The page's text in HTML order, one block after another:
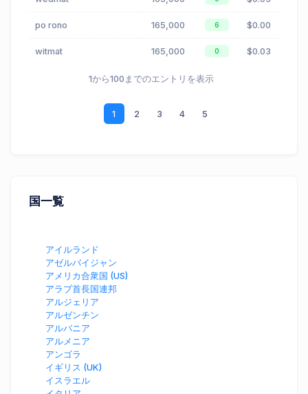
po rono 165,000 6 $0.00
witmat 165,000 0 $0.03
1から100までのエントリを表示
1 2 3 4 5
国一覧
アイルランド
アゼルバイジャン
アメリカ合衆国 (US)
アラブ首長国連邦
アルジェリア
アルゼンチン
アルバニア
アルメニア
アンゴラ
イギリス (UK)
イスラエル